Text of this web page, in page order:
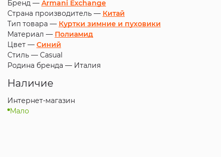
Бренд — Armani Exchange
Страна производитель — Китай
Тип товара — Куртки зимние и пуховики
Материал — Полиамид
Цвет — Синий
Стиль — Casual
Родина бренда — Италия
Наличие
Интернет-магазин
Мало